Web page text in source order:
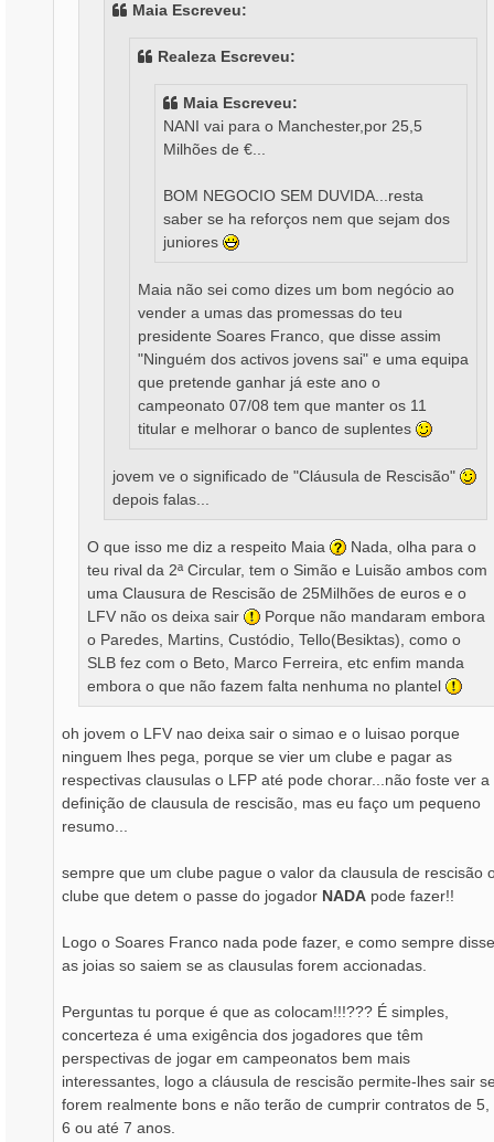
Maia Escreveu:
Realeza Escreveu:
Maia Escreveu:
NANI vai para o Manchester,por 25,5
Milhões de €...
BOM NEGOCIO SEM DUVIDA...resta
saber se ha reforços nem que sejam dos
juniores
Maia não sei como dizes um bom negócio ao
vender a umas das promessas do teu
presidente Soares Franco, que disse assim
"Ninguém dos activos jovens sai" e uma equipa
que pretende ganhar já este ano o
campeonato 07/08 tem que manter os 11
titular e melhorar o banco de suplentes
jovem ve o significado de "Cláusula de Rescisão"
depois falas...
O que isso me diz a respeito Maia
Nada, olha para o
teu rival da 2ª Circular, tem o Simão e Luisão ambos com
uma Clausura de Rescisão de 25Milhões de euros e o
LFV não os deixa sair
Porque não mandaram embora
o Paredes, Martins, Custódio, Tello(Besiktas), como o
SLB fez com o Beto, Marco Ferreira, etc enfim manda
embora o que não fazem falta nenhuma no plantel
oh jovem o LFV nao deixa sair o simao e o luisao porque
ninguem lhes pega, porque se vier um clube e pagar as
respectivas clausulas o LFP até pode chorar...não foste ver a
definição de clausula de rescisão, mas eu faço um pequeno
resumo...
sempre que um clube pague o valor da clausula de rescisão
clube que detem o passe do jogador NADA pode fazer!!
Logo o Soares Franco nada pode fazer, e como sempre disse
as joias so saiem se as clausulas forem accionadas.
Perguntas tu porque é que as colocam!!!??? É simples,
concerteza é uma exigência dos jogadores que têm
perspectivas de jogar em campeonatos bem mais
interessantes, logo a cláusula de rescisão permite-lhes sair
forem realmente bons e não terão de cumprir contratos de 5,
6 ou até 7 anos.